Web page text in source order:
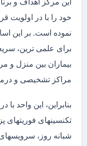
این مرکز اهداف و
خود را با در اولویت
نموده است. بر این
برای علمی ترین،
بیماران بین منزل و
مراکز تشخیصی و
بنابراین، این واحد
تکنسینهای فوریتهای
شبانه روز،